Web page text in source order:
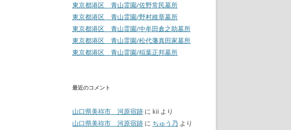
東京都港区 青山霊園/佐野常民墓所
東京都港区 青山霊園/野村維章墓所
東京都港区 青山霊園/中牟田倉之助墓所
東京都港区 青山霊園/松代藩真田家墓所
東京都港区 青山霊園/稲葉正邦墓所
最近のコメント
山口県美祢市 河原宿跡 に kii より
山口県美祢市 河原宿跡 に ちゅう乃 より